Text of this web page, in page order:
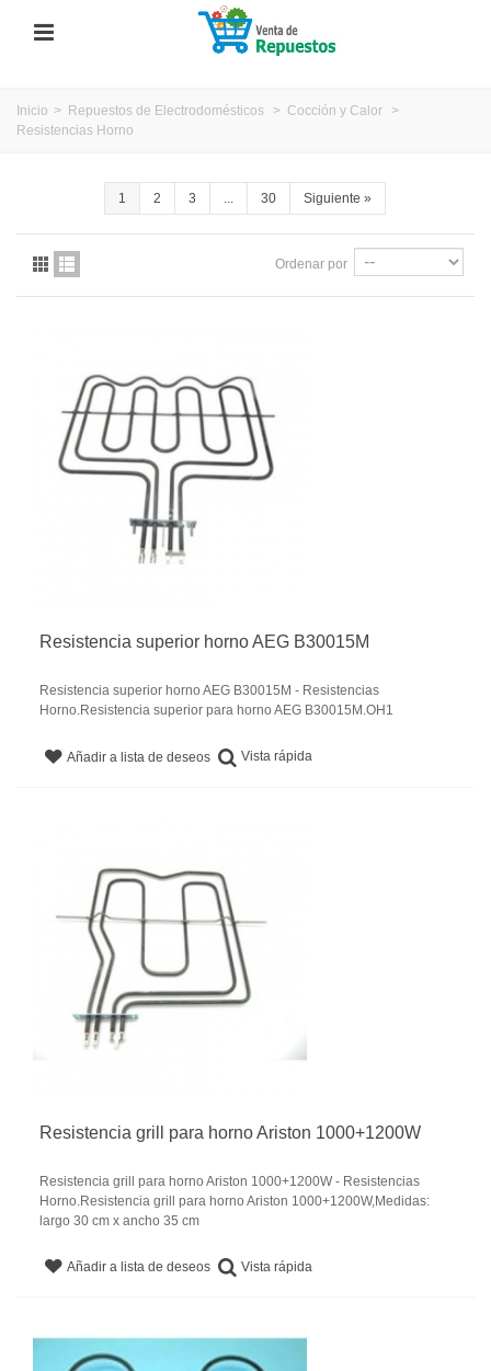
Inicio > Repuestos de Electrodomésticos > Cocción y Calor
>
Resistencias Horno
1 2 3 ... 30 Siguiente »
Ordenar por
Resistencia superior horno AEG B30015M
Resistencia superior horno AEG B30015M - Resistencias
Horno.Resistencia superior para horno AEG B30015M.OH1
Añadir a lista de deseos Vista rápida
Resistencia grill para horno Ariston 1000+1200W
Resistencia grill para horno Ariston 1000+1200W - Resistencias
Horno.Resistencia grill para horno Ariston 1000+1200W,Medidas:
largo 30 cm x ancho 35 cm
Añadir a lista de deseos Vista rápida